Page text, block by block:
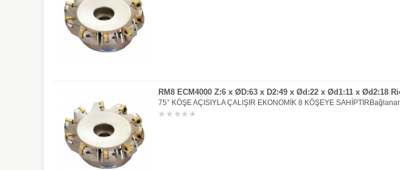
RM8 ECM4000 Z:6 x ØD:63 x D2:49 x Ød:22 x Ød1:11 x Ød2:18
75° KÖŞE AÇISIYLA ÇALIŞIR EKONOMİK 8 KÖŞEYE